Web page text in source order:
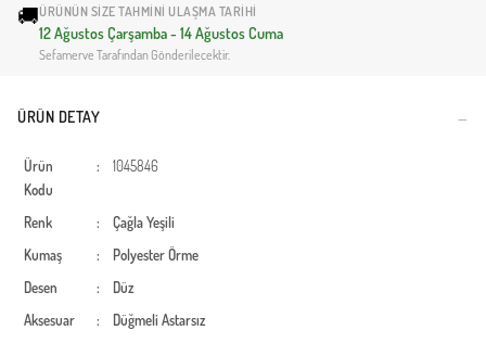
🚚ÜRÜNÜN SIZE TAHMINI ULAŞMA TARIHI
12 Ağustos Çarşamba - 14 Ağustos Cuma
Sefamerve Tarafından Gönderilecektir.
ÜRÜN DETAY
Ürün
Kodu
: 1045846
Renk :
Çağla Yeşili
Kumaş
: PolyesterÖrme
Desen
:
Düz
Aksesuar
: Düğmeli Astarsız